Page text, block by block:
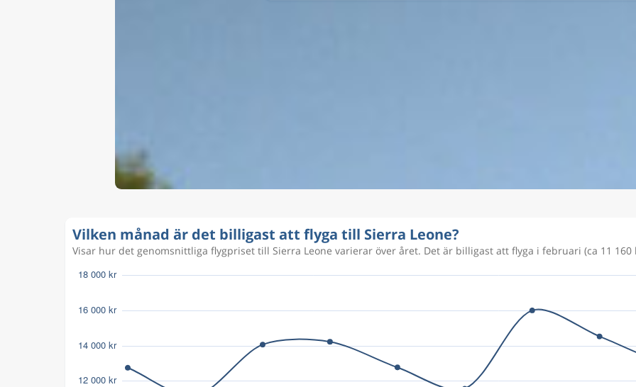
Vilken månad är det billigast att flyga till Sierra Leone?
Visar hur det genomsnittliga flygpriset till Sierra Leone varierar över året. Det är billigast att flyga i februari (ca 11 160